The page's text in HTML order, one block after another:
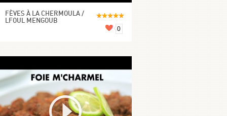
FÈVES À LA CHERMOULA /
LFOUL MENGOUB
0